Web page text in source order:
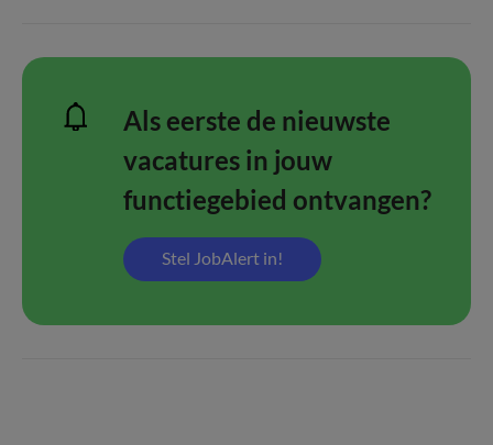
Als eerste de nieuwste
vacatures in jouw
functiegebied ontvangen?
Stel JobAlert in!